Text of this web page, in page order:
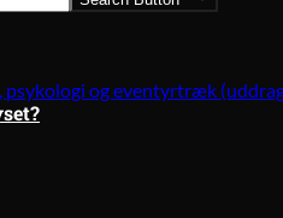
psykologi og eventyrtræk